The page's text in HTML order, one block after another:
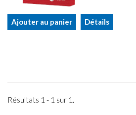
Ajouter au panier Détails
Résultats 1 - 1 sur 1.